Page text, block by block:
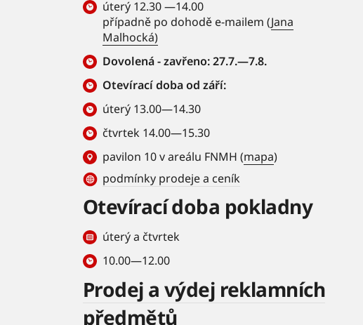
úterý 12.30 —14.00
případně po dohodě e-mailem (Jana
Malhocká)
Dovolená - zavřeno: 27.7.—7.8.
Otevírací doba od září:
úterý 13.00—14.30
čtvrtek 14.00—15.30
pavilon 10 v areálu FNMH (mapa)
podmínky prodeje a ceník
Otevírací doba pokladny
úterý a čtvrtek
10.00—12.00
Prodej a výdej reklamních
předmětů